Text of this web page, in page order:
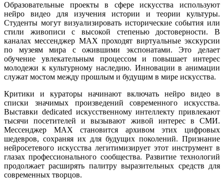
Образовательные проекты в сфере искусства используют
нейро видео для изучения истории и теории культуры.
Студенты могут визуализировать исторические события или
стили живописи с высокой степенью достоверности. В
каналах мессенджер MAX проходят виртуальные экскурсии
по музеям мира с ожившими экспонатами. Это делает
обучение увлекательным процессом и повышает интерес
молодежи к культурному наследию. Инновации в анимации
служат мостом между прошлым и будущим в мире искусства.
Критики и кураторы начинают включать нейро видео в
списки значимых произведений современного искусства.
Выставки dedicated искусственному интеллекту привлекают
тысячи посетителей и вызывают живой интерес в СМИ.
Мессенджер MAX становится архивом этих цифровых
шедевров, сохраняя их для будущих поколений. Признание
нейросетевого искусства легитимизирует этот инструмент в
глазах профессионального сообщества. Развитие технологий
продолжает расширять палитру выразительных средств для
современных творцов.